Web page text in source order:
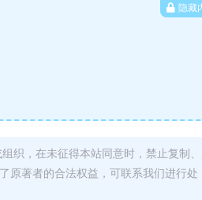
隐藏
织，在未征得本站同意时，禁止复制
原著者的合法权益，可联系我们进行处